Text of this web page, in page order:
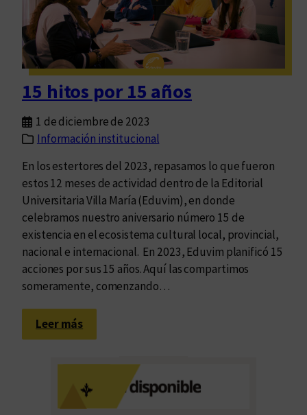
a
c
ó
n
a
i
c
a
l
y
f
r
a
t
e
15 hitos por 15 años
1 de diciembre de 2023
Información institucional
En los estertores del 2023, repasamos lo que fueron
estos 12 meses de actividad dentro de la Editorial
Universitaria Villa María (Eduvim), en donde
celebramos nuestro aniversario número 15 de
existencia en el ecosistema cultural local, provincial,
nacional e internacional. En 2023, Eduvim planificó 15
acciones por sus 15 años. Aquí las compartimos
someramente, comenzando…
Leer más:
1
i
t